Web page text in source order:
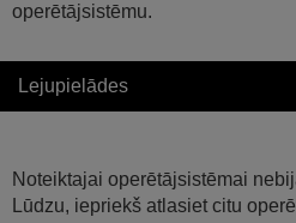
operētājsistēmu.
Lejupielādes
Noteiktajai operētājsistēmai
Lūdzu, iepriekš atlasiet citu